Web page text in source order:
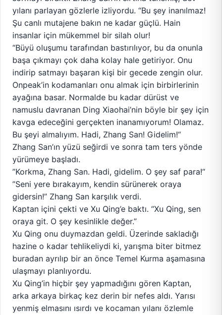
yılanı parlayan gözlerle izliyordu. “Bu şey inanılmaz!
Şu canlı mutajene bakın ne kadar güçlü. Hain
insanlar için mükemmel bir silah olur!
“Büyü oluşumu tarafından bastırılıyor, bu da onunla
başa çıkmayı çok daha kolay hale getiriyor. Onu
indirip satmayı başaran kişi bir gecede zengin olur.
Onpeak’in kodamanları onu almak için birbirlerinin
ayağına basar. Normalde bu kadar dürüst ve
namuslu davranan Ding Xiaohai’nin böyle bir şey için
kavga edeceğini gerçekten inanamıyorum! Olamaz.
Bu şeyi almalıyım. Hadi, Zhang San! Gidelim!“
Zhang San’ın yüzü seğirdi ve sonra tam ters yönde
yürümeye başladı.
”Korkma, Zhang San. Hadi, gidelim. O şey saf para!“
”Seni yere bırakayım, kendin sürünerek oraya
gidersin!” Zhang San karşılık verdi.
Kaptan içini çekti ve Xu Qing’e baktı. “Xu Qing, sen
oraya git. O şey kesinlikle değer.”
Xu Qing onu duymazdan geldi. Üzerinde sakladığı
hazine o kadar tehlikeliydi ki, yarışma biter bitmez
buradan ayrılıp bir an önce Temel Kurma aşamasına
ulaşmayı planlıyordu.
Xu Qing’in hiçbir şey yapmadığını gören Kaptan,
arka arkaya birkaç kez derin bir nefes aldı. Yarısı
yenmiş elmasını ısırdı ve kocaman yılanı özlemle